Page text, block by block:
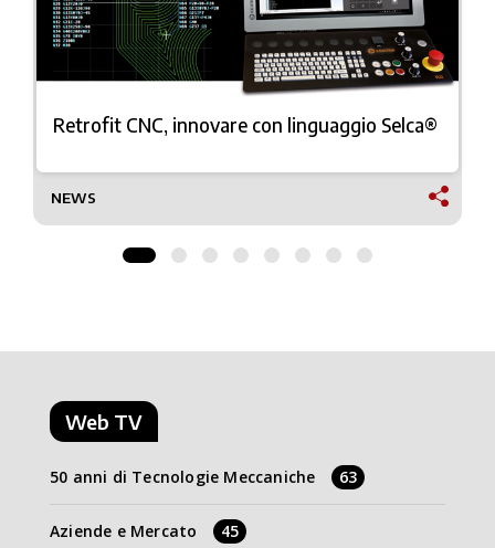
Retrofit CNC, innovare con linguaggio Selca®
NEWS
Web TV
50 anni di Tecnologie Meccaniche 63
Aziende e Mercato 45